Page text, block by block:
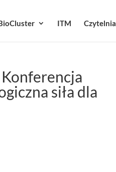
ITM Czytelnia
siła dla